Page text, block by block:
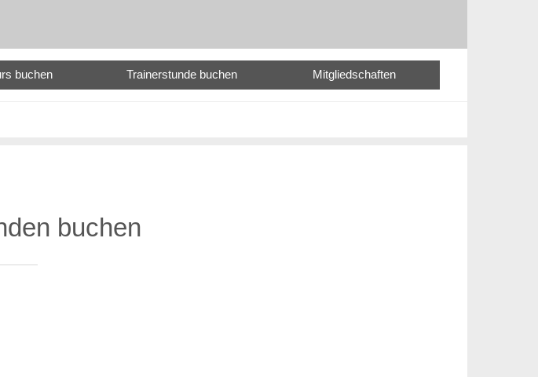
buchen Trainerstunde buchen Mitgliedschaften
buchen